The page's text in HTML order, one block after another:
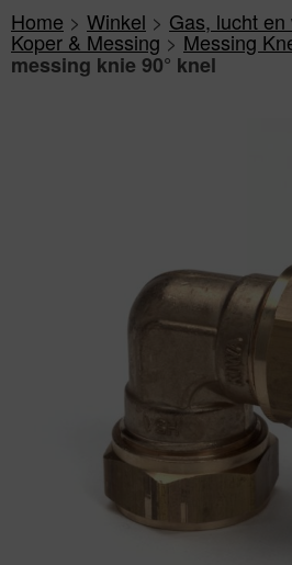
Home > Winkel > Gas, lucht
Koper & Messing >Messing
messing knie 90° knel